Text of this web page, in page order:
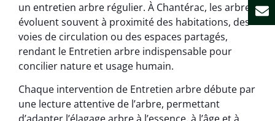
un entretien arbre régulier. À Chantérac, les arbres
évoluent souvent à proximité des habitations, des
voies de circulation ou des espaces partagés,
rendant le Entretien arbre indispensable pour
concilier nature et usage humain.
Chaque intervention de Entretien arbre débute par
une lecture attentive de l’arbre, permettant